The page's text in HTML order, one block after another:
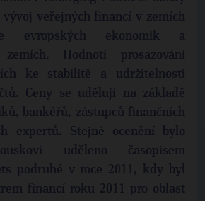
vývoj veřejných financí v zemích
evropských ekonomik a
Hodnotí prosazování
ke stabilitě a udržitelnosti
Ceny se udělují na základě
bankéřů, zástupců finančních
expertů. Stejné ocenění bylo
uděleno časopisem
podruhé v roce 2011, kdy byl
financí roku 2011 pro oblast